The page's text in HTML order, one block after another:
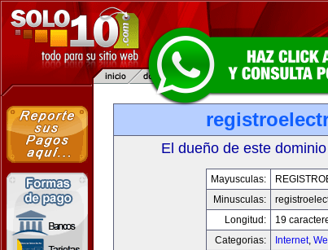
El dueño de este
Mayusculas:
Minusculas:
Longitud:
19
Categorias:
Internet,